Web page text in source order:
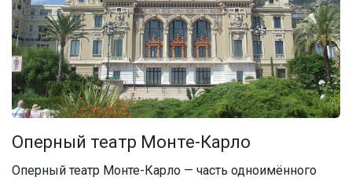
Оперный театр Монте-Карло
Оперный театр Монте-Карло — часть одноимённого